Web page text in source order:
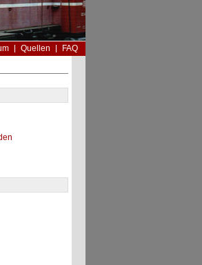
Quellen
FAQ